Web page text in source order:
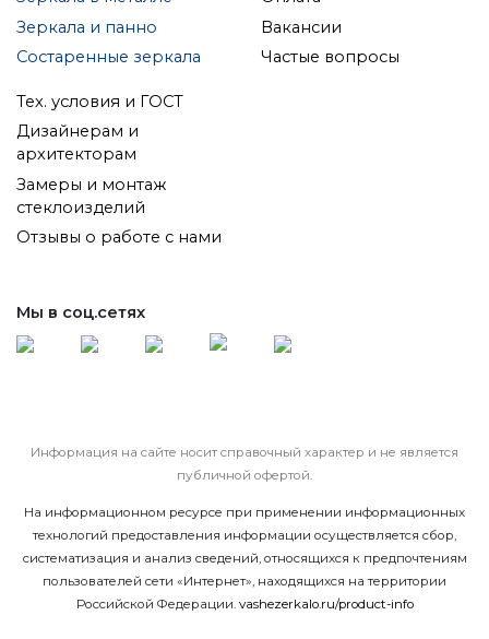
Зеркала и панно
Состаренные зеркала
Вакансии
Частые вопросы
Тех. условия и ГОСТ
Дизайнерам и
архитекторам
Замеры и монтаж
стеклоизделий
Отзывы о работе с нами
Мы в соц.сетях
Информация на сайте носит справочный характер и не является
публичной офертой.
На информационном ресурсе при применении информационных
технологий предоставления информации осуществляется сбор,
систематизация и анализ сведений, относящихся к предпочтениям
пользователей сети «Интернет», находящихся на территории
Российской Федерации. vashezerkalo.ru/product-info